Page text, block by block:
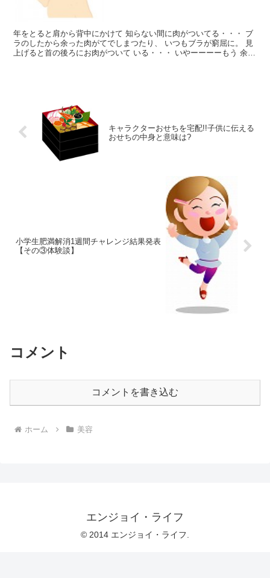
年をとると肩から背中にかけて 知らない間に肉がついてる・・・ ブ
ラのしたから余った肉がてでしまつたり、 いつもブラが窮屈に。 見
上げると首の後ろにお肉がついて いる・・・ いやーーーーもう 余っ
キャラクターおせちを宅配!!子供に伝える
おせちの中身と意味は?
小学生肥満解消1週間チャレンジ結果発表
【その③体験談】
コメント
コメントを書き込む
ホーム 美容
エンジョイ・ライフ
© 2014 エンジョイ・ライフ.